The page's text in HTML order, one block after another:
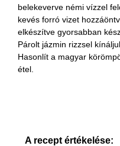
belekeverve némi vízzel
kevés forró vizet
elkészítve gyorsabban
Párolt jázmin rizzsel
Hasonlít a magyar
étel.
A recept értékelése: